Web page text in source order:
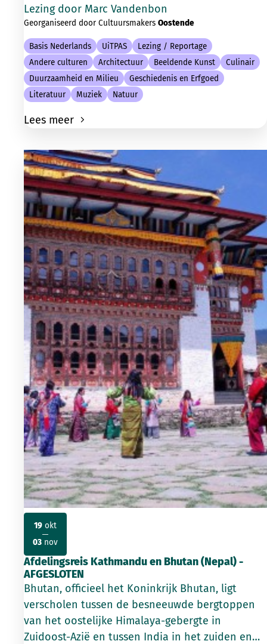
Lezing door Marc Vandenbon
Georganiseerd door Cultuursmakers Oostende
Basis Nederlands UiTPAS
Lezing / Reportage
Andere culturen
Architectuur Beeldende Kunst
Culinair
Duurzaamheid en Milieu
Geschiedenis en Erfgoed
Literatuur
Muziek Natuur
Lees meer
Afdelingsreis Kathmandu en Bhutan (Nepal) -
AFGESLOTEN
Bhutan, officieel het Koninkrijk Bhutan, ligt
verscholen tussen de besneeuwde bergtoppen
van het oostelijke Himalaya-gebergte in
Zuidoost-Azië en tussen India in het zuiden en
19 okt
03 nov